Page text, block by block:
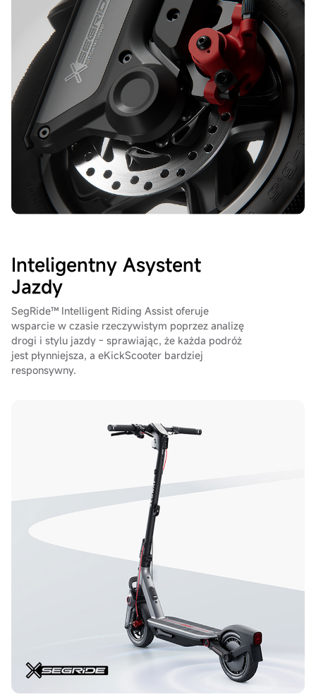
Inteligentny Asystent
Jazdy
SegRide™ Intelligent Riding Assist oferuje
wsparcie w czasie rzeczywistym poprzez analizę
drogi i stylu jazdy - sprawiając, że każda podróż
jest płynniejsza, a eKickScooter bardziej
responsywny.